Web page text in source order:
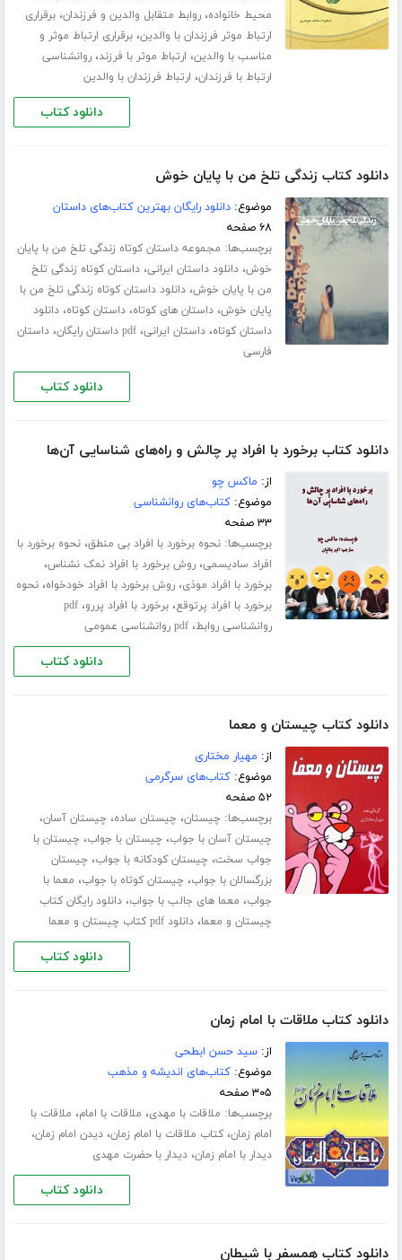
محیط خانواده،روابط متقابل والدین و فرزندان،برقراری
ارتباط موثر فرزندان با والدین،برقراری ارتباط موثر و
مناسب با والدین، ارتباط موثر با فرزند،روانشناسی
ارتباط با فرزندان، ارتباط فرزندان با والدین
دانلود کتاب
دانلود کتاب زندگی تلخ من با پایان خوش
موضوع:دانلود رایگان بهترین کتاب‌های داستان
۶۸ صفحه
برچسب‌ها: مجموعه داستان کوتاه زندگی تلخ من با پایان
خوش،دانلود داستان ایرانی،داستان کوتاه زندگی تلخ
من با پایان خوش،دانلود داستان کوتاه زندگی تلخ من با
پایان خوش،داستان های کوتاه،داستان کوتاه،دانلود
داستان کوتاه،داستان ایرانی،pdf داستان رایگان ،داستان
فارسی
دانلود کتاب
دانلود کتاب برخورد با افراد پر چالش و راه‌های شناسایی آن‌ها
از: ماکس چو
موضوع:کتاب‌های روانشناسی
۳۳ صفحه
برچسب‌ها:نحوه برخورد با افراد بی منطق،نحوه برخورد با
افراد سادیسمی،روش برخورد با افراد نمک نشناس،
برخورد با افراد موذی،روش برخورد با افراد خودخواه،نحوه
برخورد با افراد پرتوقع،برخورد با افراد پررو،pdf
روانشناسی روابط،pdf روانشناسی عمومی
دانلود کتاب
دانلود کتاب چیستان و معما
از: مهیار مختاری
موضوع:کتاب‌های سرگرمی
۵۲ صفحه
برچسب‌ها: چیستان، چیستان ساده، چیستان آسان،
چیستان آسان با جواب، چیستان با جواب، چیستان با
جواب سخت، چیستان کودکانه با جواب، چیستان
بزرگسالان با جواب، چیستان کوتاه با جواب، معما با
جواب، معما های جالب با جواب،دانلود رایگان کتاب
چیستان و معما،دانلود pdf کتاب چیستان و معما
دانلود کتاب
دانلود کتاب ملاقات با امام زمان
از:سید حسن ابطحی
موضوع:کتاب‌های اندیشه و مذهب
۳۰۵ صفحه
برچسب‌ها: ملاقات با مهدی، ملاقات با امام، ملاقات با
امام زمان،کتاب ملاقات با امام زمان،دیدن امام زمان،
دیدار با امام زمان،دیدار با حضرت مهدی
دانلود کتاب
دانلود کتاب همسفر با شیطان